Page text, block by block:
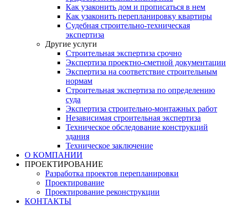
Как узаконить дом и прописаться в нем
Как узаконить перепланировку квартиры
Судебная строительно-техническая
экспертиза
Другие услуги
Строительная экспертиза срочно
Экспертиза проектно-сметной документации
Экспертиза на соответствие строительным
нормам
Строительная экспертиза по определению
суда
Экспертиза строительно-монтажных работ
Независимая строительная экспертиза
Техническое обследование конструкций
здания
Техническое заключение
О КОМПАНИИ
ПРОЕКТИРОВАНИЕ
Разработка проектов перепланировки
Проектирование
Проектирование реконструкции
КОНТАКТЫ